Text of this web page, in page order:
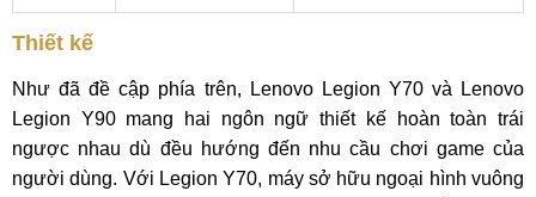
Thiết kế
Như đã đề cập phía trên, Lenovo Legion Y70 và Lenovo
Legion Y90 mang hai ngôn ngữ thiết kế hoàn toàn trái
ngược nhau dù đều hướng đến nhu cầu chơi game của
người dùng. Với Legion Y70, máy sở hữu ngoại hình vuông